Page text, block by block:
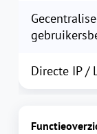
Directe IP /